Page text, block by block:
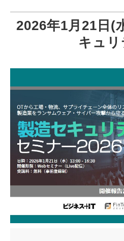
リード収集がしたい
企画資料ダウンロード
活用事例
ブログ
2026年1月21日(
キュリ